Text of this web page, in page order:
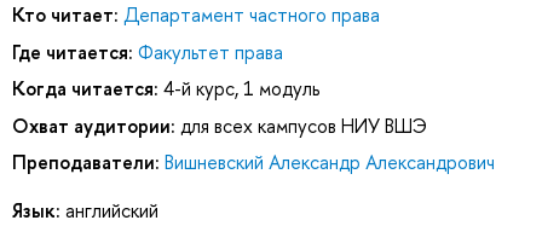
Кто читает: Департамент частного права
Где читается: Факультет права
Когда читается: 4-й курс, 1 модуль
Охват аудитории: для всех кампусов НИУ ВШЭ
Преподаватели: Вишневский Александр Александрович
Язык: английский